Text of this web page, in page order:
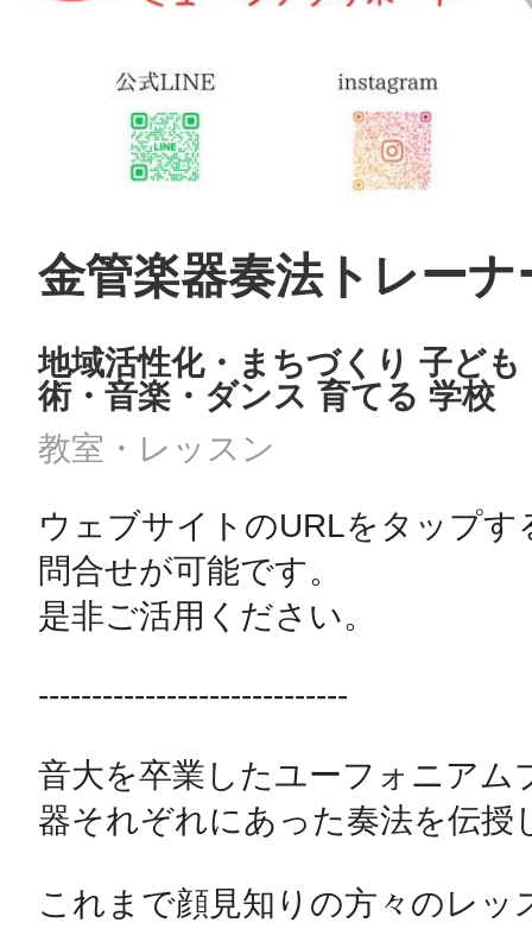
金管楽器奏法トレー
地域活性化・まちづくり 子ど
術・音楽・ダンス 育てる 学校
教室・レッスン
ウェブサイトのURLをタップす
問合せが可能です。
是非ご活用ください。
-----------------------------
音大を卒業したユーフォニアム
器それぞれにあった奏法を伝授
これまで顔見知りの方々のレッ